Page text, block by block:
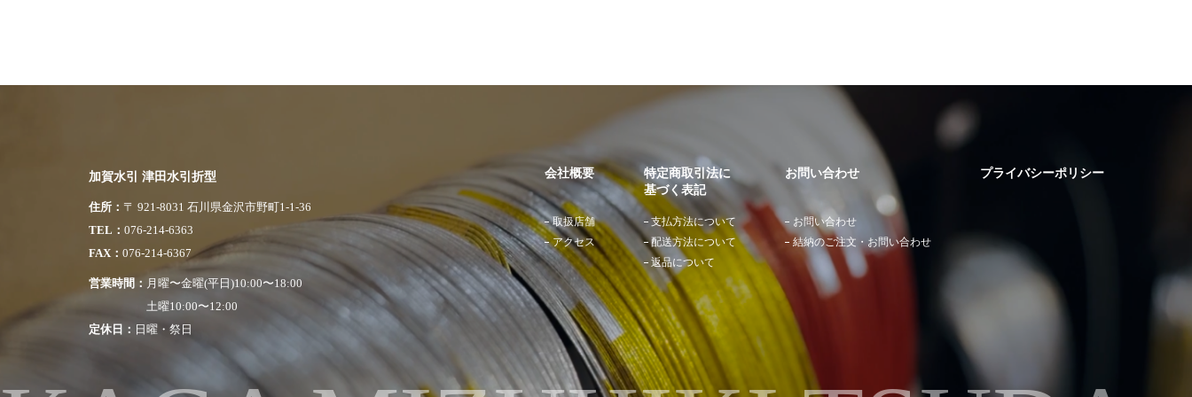
加賀水引 津田水引折型
住所
〒 921-8031 石川県金沢市野町1-1-36
TEL
076-214-6363
FAX
076-214-6367
営業時間
月曜〜金曜(平日)10:00〜18:00
土曜10:00〜12:00
定休日
日曜・祭日
会社概要
取扱店舗
アクセス
特定商取引法に
基づく表記
支払方法について
配送方法について
返品について
お問い合わせ
お問い合わせ
結納のご注文・お問い合わせ
プライバシーポリシー